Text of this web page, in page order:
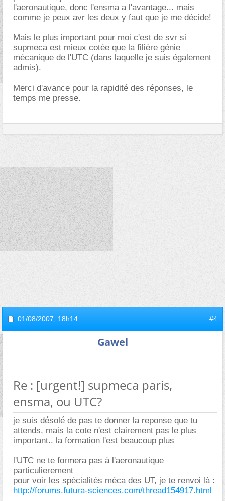
l'aeronautique, donc l'ensma a l'avantage... mais
comme je peux avr les deux y faut que je me décide!
Mais le plus important pour moi c'est de svr si
supmeca est mieux cotée que la filière génie
mécanique de l'UTC (dans laquelle je suis également
admis).
Merci d'avance pour la rapidité des réponses, le
temps me presse.
01/08/2007, 18h14 #4
Gawel
Re : [urgent!] supmeca paris,
ensma, ou UTC?
je suis désolé de pas te donner la reponse que tu
attends, mais la cote n'est clairement pas le plus
important.. la formation l'est beaucoup plus
l'UTC ne te formera pas à l'aeronautique
particulierement
pour voir les spécialités méca des UT, je te renvoi là :
http://forums.futura-sciences.com/thread154917.html